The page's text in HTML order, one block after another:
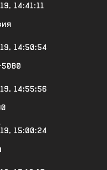
14:41:11
14:50:54
5080
14:55:56
15:00:24